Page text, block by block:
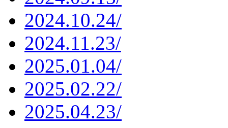
2024.10.24/
2024.11.23/
2025.01.04/
2025.02.22/
2025.04.23/